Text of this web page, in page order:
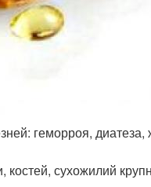
геморроя,
сухожилий